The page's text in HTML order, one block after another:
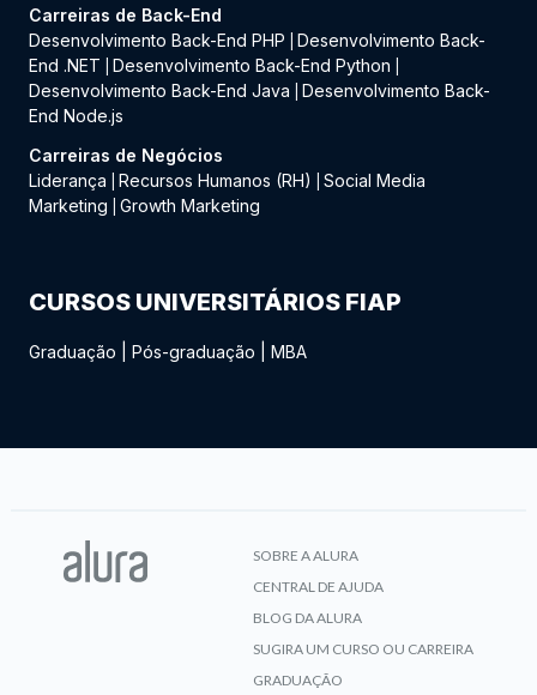
Carreiras de Back-End
Desenvolvimento Back-End PHP
Desenvolvimento Back-
End .NET
Desenvolvimento Back-End Python
Desenvolvimento Back-End Java
Desenvolvimento Back-
End Node.js
Carreiras de Negócios
Liderança
Recursos Humanos (RH)
Social Media
Marketing
Growth Marketing
CURSOS UNIVERSITÁRIOS FIAP
Graduação Pós-graduação MBA
SOBRE A ALURA
CENTRAL DE AJUDA
BLOG DA ALURA
SUGIRA UM CURSO OU CARREIRA
GRADUAÇÃO